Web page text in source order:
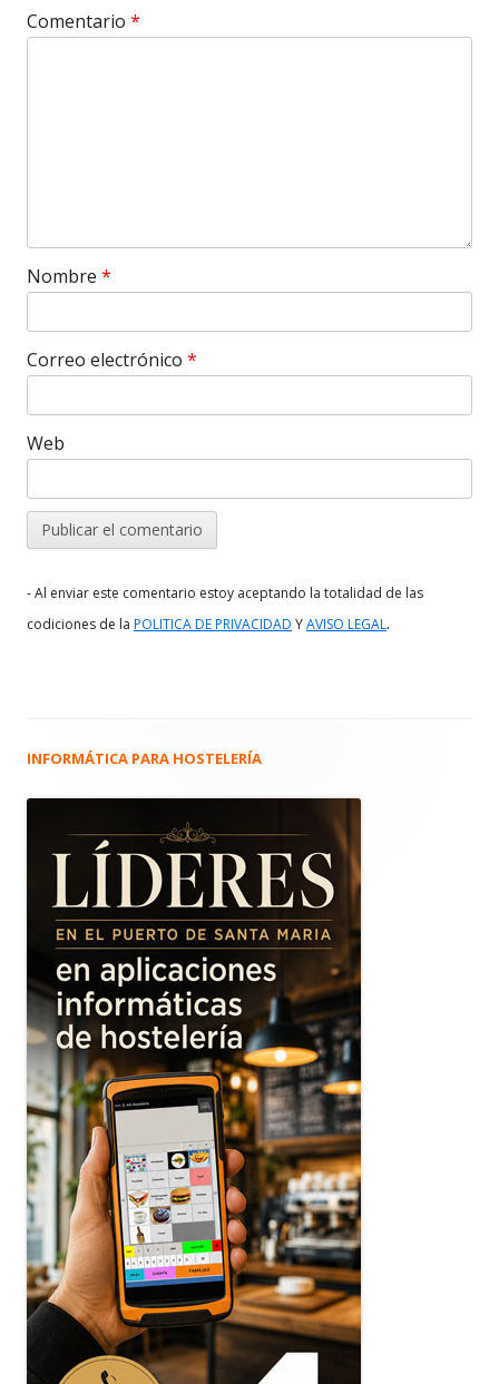
Comentario *
Nombre *
Correo electrónico *
Web
- Al enviar este comentario estoy aceptando la totalidad de las
codiciones de la POLITICA DE PRIVACIDAD YAVISO LEGAL.
Barra
principal
INFORMÁTICA PARA HOSTELERÍA